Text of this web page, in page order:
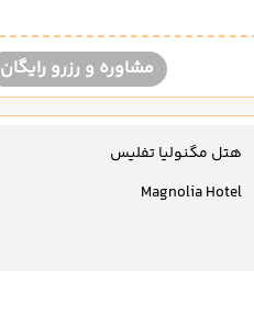
مشاوره و رزرو رایگان
هتل مگنولیا تفلیس
Magnolia Hotel